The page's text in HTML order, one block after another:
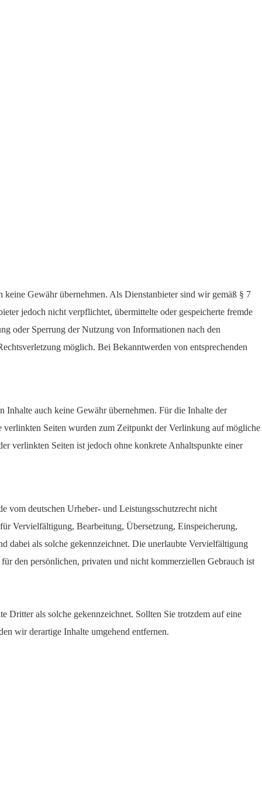
Gewähr übernehmen. Als Dienstanbieter sind wir gemäß § 7
jedoch nicht verpflichtet, übermittelte oder gespeicherte fremde
oder Sperrung der Nutzung von Informationen nach den
möglich. Bei Bekanntwerden von entsprechenden
auch keine Gewähr übernehmen. Für die Inhalte der
Seiten wurden zum Zeitpunkt der Verlinkung auf mögliche
verlinkten Seiten ist jedoch ohne konkrete Anhaltspunkte einer
vom deutschen Urheber- und Leistungsschutzrecht nicht
Vervielfältigung, Bearbeitung, Übersetzung, Einspeicherung,
dabei als solche gekennzeichnet. Die unerlaubte Vervielfältigung
den persönlichen, privaten und nicht kommerziellen Gebrauch ist
Dritter als solche gekennzeichnet. Sollten Sie trotzdem auf eine
wir derartige Inhalte umgehend entfernen.